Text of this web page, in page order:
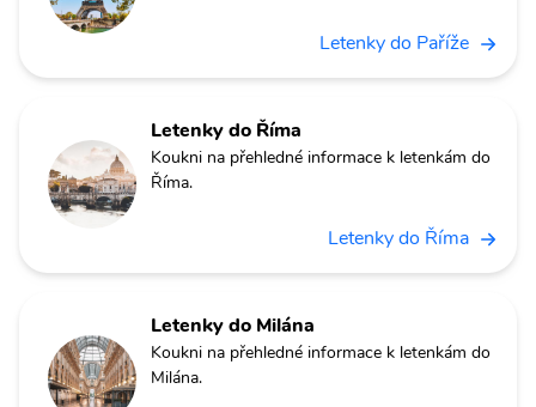
Letenky do Paříže
Letenky do Říma
Koukni na přehledné informace k letenkám do
Říma.
Letenky do Říma
Letenky do Milána
Koukni na přehledné informace k letenkám do
Milána.